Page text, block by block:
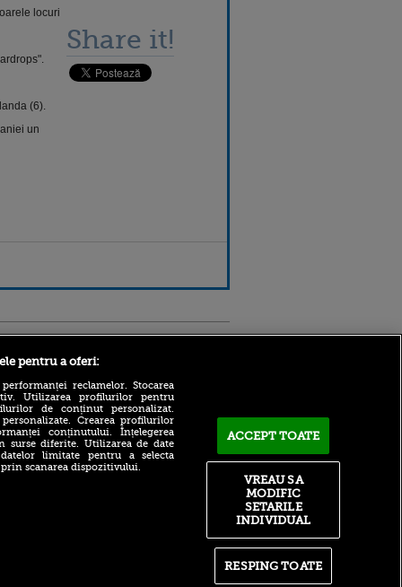
locuri
(6).
un
Share it!
Atmosferă din altă lume la
City pentru 50.000.000€ și a
pentru a oferi:
reclamelor. Stocarea
Utilizarea profilurilor pentru
de conținut personalizat.
Crearea profilurilor
conținutului. Înțelegerea
diferite. Utilizarea de date
limitate pentru a selecta
scanarea dispozitivului.
ACCEPT TOATE
RESPING TOATE
VREAU SA
MODIFIC
SETARILE
INDIVIDUAL